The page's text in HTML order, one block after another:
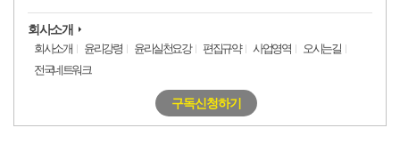
회사소개
회사소개 윤리강령 윤리실천요강 편집규약 사업영역
오시는길
전국네트워크
구독신청하기